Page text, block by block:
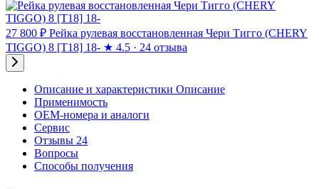
27 800 ₽ Рейка рулевая восстановленная Чери Тигго (CHERY
TIGGO) 8 [T18] 18- ★ 4.5 · 24 отзыва
Описание и характеристики Описание
Применимость
OEM-номера и аналоги
Сервис
Отзывы 24
Вопросы
Способы получения